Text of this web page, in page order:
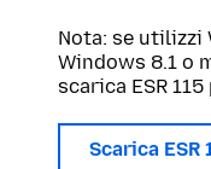
Nota: se utilizzi
Windows 8.1 o
scarica ESR
Scarica ESR